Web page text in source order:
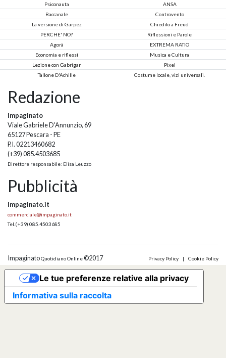
Psiconauta
ANSA
Baccanale
Controvento
La versione di Garpez
Chiedilo a Freud
PERCHE' NO?
Riflessioni e Parole
Agorà
EXTREMA RATIO
Economia e riflessi
Musica e Cultura
Lezione con Gabrigar
Pixel
Tallone D'Achille
Costume locale, vizi universali.
Redazione
Impaginato
Viale Gabriele D'Annunzio, 69
65127 Pescara - PE
P.I. 02213460682
(+39) 085.4503685
Direttore responsabile: Elisa Leuzzo
Pubblicità
Impaginato.it
commerciale@impaginato.it
Tel. (+39) 085.4503685
ImpaginatoQuotidiano Online©2017 Privacy Policy | Cookie Policy
Informativa sulla raccolta
Le tue preferenze relative alla privacy